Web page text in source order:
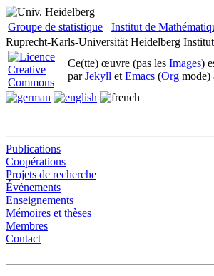
Groupe de statistique Institut de
Ruprecht-Karls-Universität Heidelberg
Ce(tte) œuvre (pas les Images)
parJekyll et Emacs (Org mode)
Publications
Coopérations
Projets de recherche
Événements
Enseignements
Mémoires et thèses
Membres
Contact